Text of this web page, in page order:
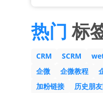
热门 标
CRM SCRM
企微
企微教程
加粉链接
历史朋